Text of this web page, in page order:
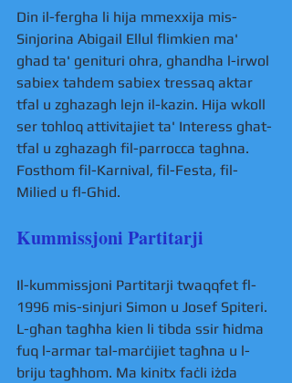
Din il-fergha li hija mmexxija mis-
Sinjorina Abigail Ellul flimkien ma'
ghad ta' genituri ohra, ghandha l-irwol
sabiex tahdem sabiex tressaq aktar
tfal u zghazagh lejn il-kazin. Hija wkoll
ser tohloq attivitajiet ta' Interess ghat-
tfal u zghazagh fil-parrocca taghna.
Fosthom fil-Karnival, fil-Festa, fil-
Milied u fl-Ghid.
Kummissjoni Partitarji
Il-kummissjoni Partitarji twaqqfet fl-
1996 mis-sinjuri Simon u Josef Spiteri.
L-għan tagħha kien li tibda ssir ħidma
fuq l-armar tal-marċijiet tagħna u l-
briju tagħhom. Ma kinitx faċli iżda